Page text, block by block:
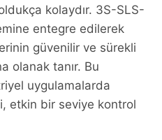
kolaydır. 3S-SLS-
entegre edilerek
güvenilir ve sürekli
olanak tanır. Bu
uygulamalarda
etkin bir seviye kontrol